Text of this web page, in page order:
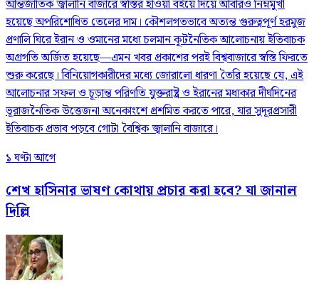
আন্তর্জাতিক জ্বালানি বাজারে স্বস্তির হাওয়া বইয়ে দিয়ে আবারও নিম্নমুখী
হয়েছে অপরিশোধিত তেলের দাম। কৌশলগতভাবে অত্যন্ত গুরুত্বপূর্ণ হরমুজ
প্রণালি ঘিরে ইরান ও ওমানের মধ্যে চলমান কূটনৈতিক আলোচনায় ইতিবাচক
অগ্রগতি অর্জিত হয়েছে—এমন খবর প্রকাশের পরই বিশ্ববাজারে স্বস্তি ফিরতে
শুরু করেছে। বিনিয়োগকারীদের মধ্যে জোরালো ধারণা তৈরি হয়েছে যে, এই
আলোচনার সফল ও চূড়ান্ত পরিণতি যুক্তরাষ্ট্র ও ইরানের মধ্যকার দীর্ঘদিনের
ভূরাজনৈতিক উত্তেজনা অনেকাংশে প্রশমিত করতে পারে, যার সুদূরপ্রসারী
ইতিবাচক প্রভাব পড়বে গোটা বৈশ্বিক জ্বালানি বাজারে।
১ ঘণ্টা আগে
শেখ হাসিনার ভাষণ কোথায় প্রচার করা হবে? যা জানাল
দিল্লি